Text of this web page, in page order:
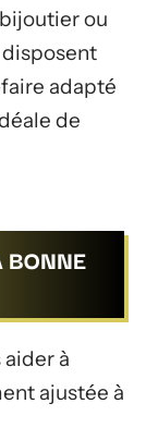
ou
adapté
de
à
ajustée à